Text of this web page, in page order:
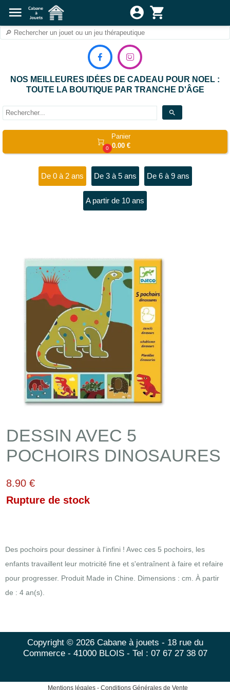
 
NOS MEILLEURES IDÉES DE CADEAU POUR NOEL :
TOUTE LA BOUTIQUE PAR TRANCHE D'ÂGE
search

0
Panier
0.00 €
De 0 à 2 ans De 3 à 5 ans De 6 à 9 ans
A partir de 10 ans
DESSIN AVEC 5
POCHOIRS DINOSAURES
8.90 €
Rupture de stock
Des pochoirs pour dessiner à l'infini ! Avec ces 5 pochoirs, les
enfants travaillent leur motricité fine et s'entraînent à faire et refaire
pour progresser. Produit Made in Chine. Dimensions : cm. À partir
de : 4 an(s).
Copyright © 2026 Cabane à jouets - 18 rue du
Commerce - 41000 BLOIS - Tel : 07 67 27 38 07
Mentions légales- Conditions Générales de Vente
menu account_circle shopping_cart